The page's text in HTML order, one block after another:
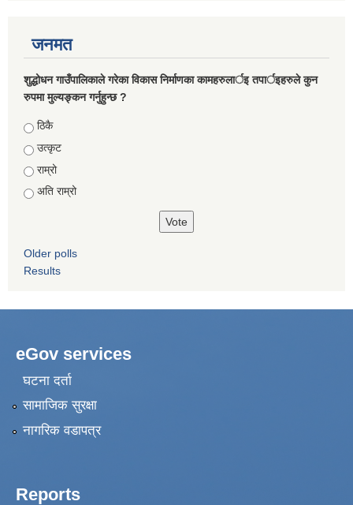
जनमत
शुद्धोधन गाउँपालिकाले गरेका विकास निर्माणका कामहरुलार्इ तपार्इहरुले कुन
रुपमा मुल्यङ्कन गर्नुहुन्छ ?
Choices
ठिकै
उत्कृट
राम्रो
अति राम्रो
Older polls
Results
eGov services
घटना दर्ता
सामाजिक सुरक्षा
नागरिक वडापत्र
Reports